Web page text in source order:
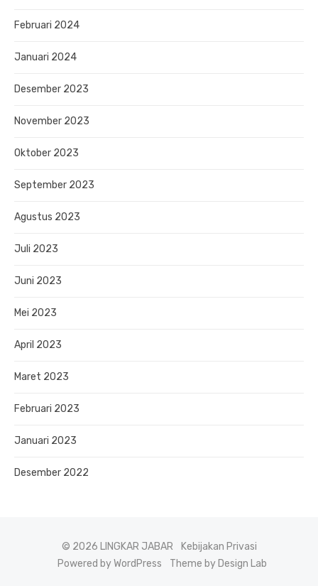
Februari 2024
Januari 2024
Desember 2023
November 2023
Oktober 2023
September 2023
Agustus 2023
Juli 2023
Juni 2023
Mei 2023
April 2023
Maret 2023
Februari 2023
Januari 2023
Desember 2022
© 2026 LINGKAR JABAR
Kebijakan Privasi
Powered by WordPress
Theme by Design Lab